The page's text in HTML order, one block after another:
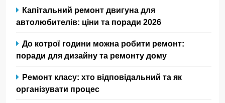
Капітальний ремонт двигуна для
автолюбителів: ціни та поради 2026
До котрої години можна робити ремонт:
поради для дизайну та ремонту дому
Ремонт класу: хто відповідальний та як
організувати процес